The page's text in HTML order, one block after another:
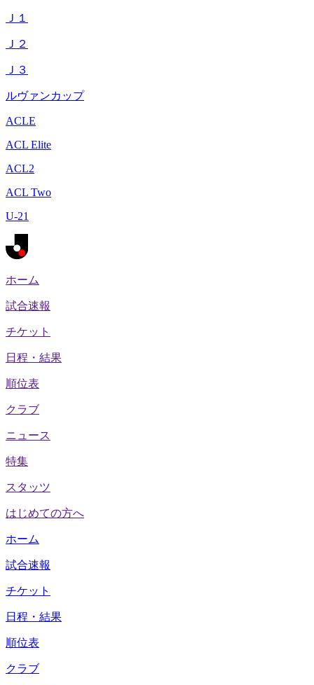
Ｊ１
Ｊ２
Ｊ３
ルヴァンカップ
ACLE
ACL Elite
ACL2
ACL Two
U-21
ホーム
試合速報
チケット
日程・結果
順位表
クラブ
ニュース
特集
スタッツ
はじめての方へ
ホーム
試合速報
チケット
日程・結果
順位表
クラブ